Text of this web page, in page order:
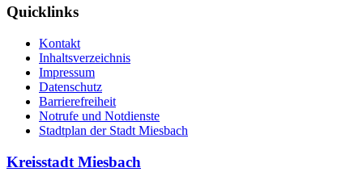
Quicklinks
Kontakt
Inhaltsverzeichnis
Impressum
Datenschutz
Barrierefreiheit
Notrufe und Notdienste
Stadtplan der Stadt Miesbach
Kreisstadt Miesbach